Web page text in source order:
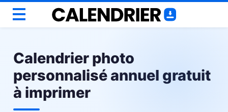
Mensuel
Scolaire
Semainiers
Personnaliser
Calendrier photo
personnalisé annuel gratuit
à imprimer